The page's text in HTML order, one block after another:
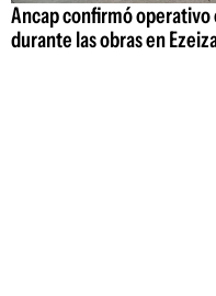
Ancap confirmó operativo
durante las obras en